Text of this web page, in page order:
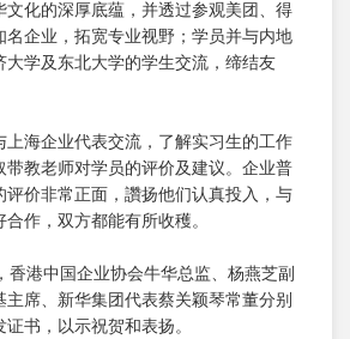
文化的深厚底蕴，并透过参观美团、得
名企业，拓宽专业视野；学员并与内地
大学及东北大学的学生交流，缔结友
上海企业代表交流，了解实习生的工作
带教老师对学员的评价及建议。企业普
评价非常正面，讚扬他们认真投入，与
合作，双方都能有所收穫。
港中国企业协会牛华总监、杨燕芝副
主席、新华集团代表蔡关颖琴常董分别
书，以示祝贺和表扬。